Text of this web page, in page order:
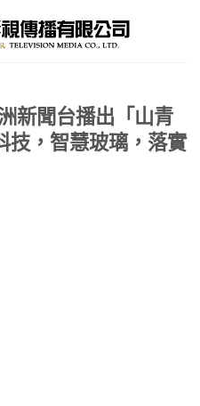
新聞台播出「山青
技，智慧玻璃，落實